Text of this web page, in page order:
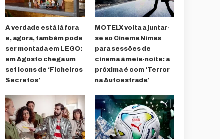
A verdade está lá fora
e, agora, também pode
ser montada em LEGO:
em Agosto chega um
set Icons de ‘Ficheiros
Secretos’
MOTELX volta a juntar-
se ao Cinema Nimas
para sessões de
cinema à meia-noite: a
próxima é com ‘Terror
na Autoestrada’